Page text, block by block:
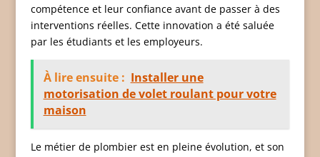
compétence et leur confiance avant de passer à des
interventions réelles. Cette innovation a été saluée
par les étudiants et les employeurs.
À lire ensuite : Installer une
motorisation de volet roulant pour votre
maison
Le métier de plombier est en pleine évolution, et son